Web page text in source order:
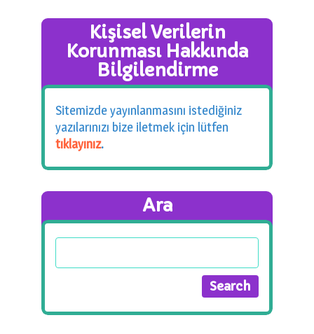
Hadi Bize Yazın
Kişisel Verilerin
Korunması Hakkında
Bilgilendirme
Sitemizde yayınlanmasını istediğiniz
yazılarınızı bize iletmek için lütfen
tıklayınız.
Ara